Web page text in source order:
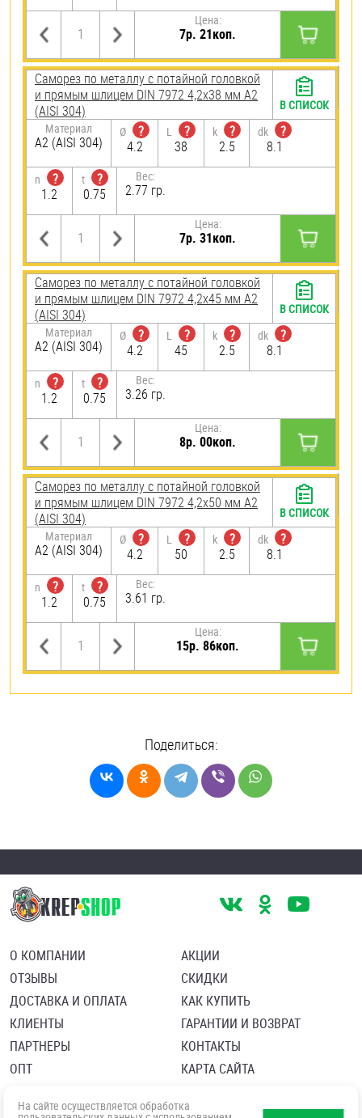
Цена:
7р. 21коп.
Саморез по металлу с потайной головкой
и прямым шлицем DIN 7972 4,2х38 мм А2
(AISI 304)
Материал
А2 (AISI 304)
Ø
?
4.2
L
?
38
k
?
2.5
dk
?
8.1
n
?
1.2
t
?
0.75
Вес:
2.77 гр.
Цена:
7р. 31коп.
В СПИСОК
Саморез по металлу с потайной головкой
и прямым шлицем DIN 7972 4,2х45 мм А2
(AISI 304)
Материал
А2 (AISI 304)
Ø
?
4.2
L
?
45
k
?
2.5
dk
?
8.1
n
?
1.2
t
?
0.75
Вес:
3.26 гр.
Цена:
8р. 00коп.
В СПИСОК
Саморез по металлу с потайной головкой
и прямым шлицем DIN 7972 4,2х50 мм А2
(AISI 304)
Материал
А2 (AISI 304)
Ø
?
4.2
L
?
50
k
?
2.5
dk
?
8.1
n
?
1.2
t
?
0.75
Вес:
3.61 гр.
Цена:
15р. 86коп.
В СПИСОК
Поделиться:
О КОМПАНИИ
ОТЗЫВЫ
ДОСТАВКА И ОПЛАТА
КЛИЕНТЫ
ПАРТНЕРЫ
ОПТ
АКЦИИ
СКИДКИ
КАК КУПИТЬ
ГАРАНТИИ И ВОЗВРАТ
КОНТАКТЫ
КАРТА САЙТА
Политика в отношении обработки персональных данных
Согласие посетителя сайта на обработку персональных данны
На сайте осуществляется обработка